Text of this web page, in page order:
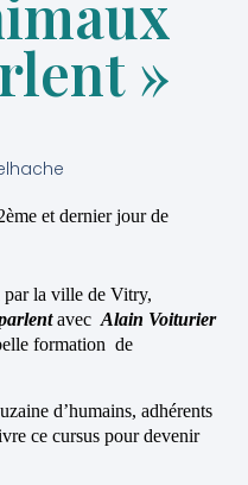
»
et dernier jour de
par la ville de Vitry,
avec Alain Voiturier
formation de
d’humains, adhérents
ce cursus pour devenir